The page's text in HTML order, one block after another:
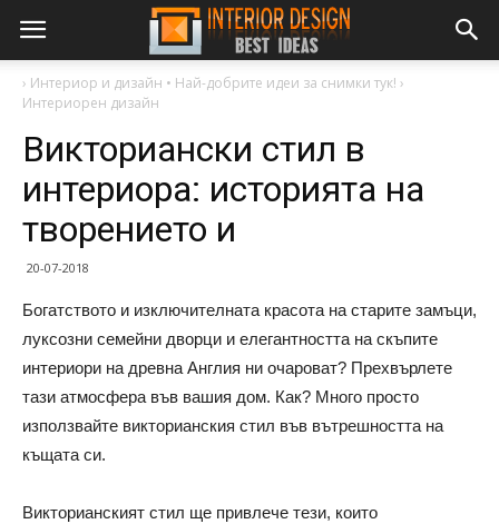
› Интериор и дизайн • Най-добрите идеи за снимки тук! ›
Интериорен дизайн
Викториански стил в
интериора: историята на
творението и
20-07-2018
Богатството и изключителната красота на старите замъци,
луксозни семейни дворци и елегантността на скъпите
интериори на древна Англия ни очароват? Прехвърлете
тази атмосфера във вашия дом. Как? Много просто
използвайте викторианския стил във вътрешността на
къщата си.
Викторианският стил ще привлече тези, които